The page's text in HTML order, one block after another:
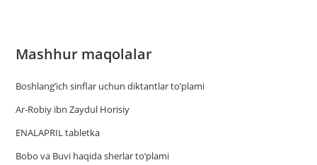
Mashhur maqolalar
Boshlang’ich sinflar uchun diktantlar to’plami
Ar-Robiy ibn Zaydul Horisiy
ENALAPRIL tabletka
Bobo va Buvi haqida sherlar to‘plami